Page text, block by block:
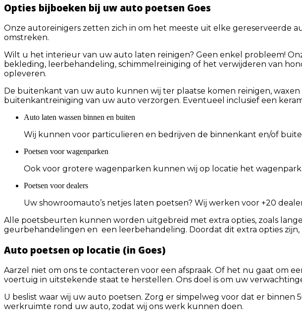
Opties bijboeken bij uw auto poetsen Goes
Onze autoreinigers zetten zich in om het meeste uit elke gereserveerde
omstreken.
Wilt u het interieur van uw auto laten reinigen? Geen enkel probleem!
bekleding, leerbehandeling, schimmelreiniging of het verwijderen van
opleveren.
De buitenkant van uw auto kunnen wij ter plaatse komen reinigen,
buitenkantreiniging van uw auto verzorgen. Eventueel inclusief een
Auto laten wassen binnen en buiten
Wij kunnen voor particulieren en bedrijven de binnenkant en/of
Poetsen voor wagenparken
Ook voor grotere wagenparken kunnen wij op locatie het
Poetsen voor dealers
Uw showroomauto’s netjes laten poetsen? Wij werken voor +20
Alle poetsbeurten kunnen worden uitgebreid met extra opties, zoals
geurbehandelingen en een leerbehandeling. Doordat dit extra opties
Auto poetsen op locatie (in Goes)
Aarzel niet om ons te contacteren voor een afspraak. Of het nu gaat om
voertuig in uitstekende staat te herstellen. Ons doel is om uw
U beslist waar wij uw auto poetsen. Zorg er simpelweg voor dat er
werkruimte rond uw auto, zodat wij ons werk kunnen doen.